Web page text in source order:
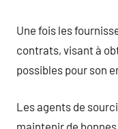
Une fois les
contrats, visant à
possibles pour son
Les agents de
maintenir de